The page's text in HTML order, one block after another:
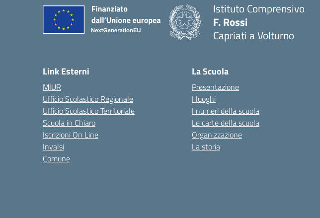
Istituto Comprensivo
F. Rossi
Capriati a Volturno
Link Esterni
MIUR
Ufficio Scolastico Regionale
Ufficio Scolastico Territoriale
Scuola in Chiaro
Iscrizioni On Line
Invalsi
Comune
La Scuola
Presentazione
I luoghi
I numeri della scuola
Le carte della scuola
Organizzazione
La storia